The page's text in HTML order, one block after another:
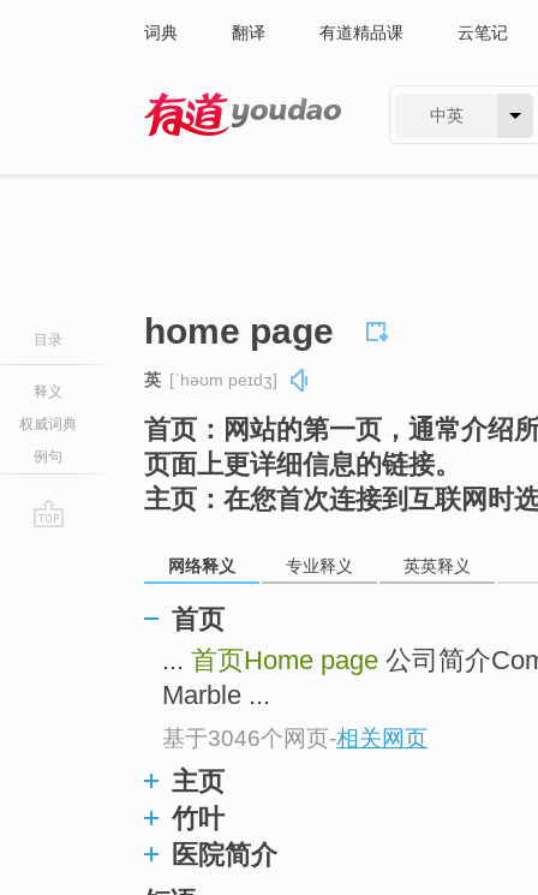
词典 翻译 有道精品课 云笔记
中英
目录
释义
权威词典
例句
home page
英 [ˈhəʊm peɪdʒ]
首页：网站的第一页，通常介绍
页面上更详细信息的链接。
主页：在您首次连接到互联网时
网络释义 专业释义 英英释义
首页
... 首页Home page 公司简介
Marble ...
基于3046个网页-相关网页
主页
竹叶
医院简介